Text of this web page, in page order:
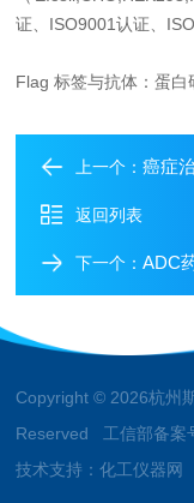
证、ISO9001认证、
Flag 标签与抗体：蛋白
上一个：癌症治疗
返回列表
下一个：ADC
Copyright © 2026杭州
Reserved 工信部备案
技术支持：化工仪器网